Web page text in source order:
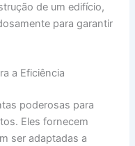
de um edifício,
para garantir
a Eficiência
poderosas para
Eles fornecem
ser adaptadas a